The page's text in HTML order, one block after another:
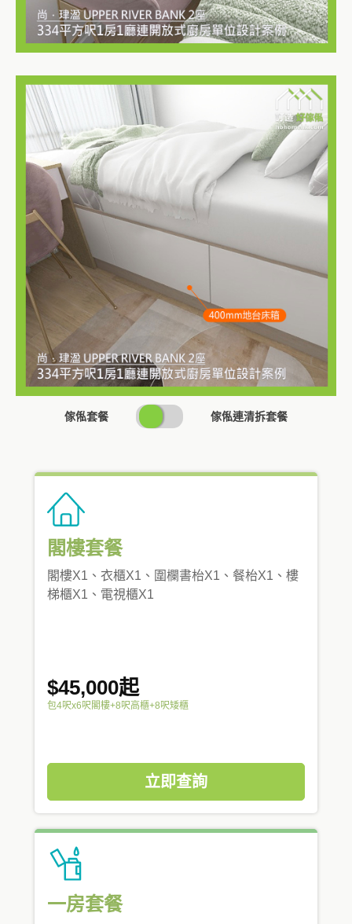
傢俬套餐
SWITCH
PRICING
傢俬連清拆套餐
閣樓套餐
閣樓X1、衣櫃X1、圍欄書枱X1、餐枱X1、樓
梯櫃X1、電視櫃X1
$45,000起
包4呎x6呎閣樓+8呎高櫃+8呎矮櫃
立即查詢
一房套餐